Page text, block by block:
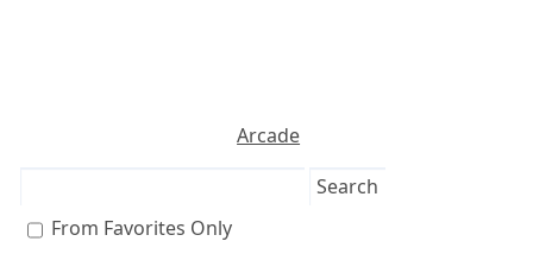
Arcade
From Favorites Only